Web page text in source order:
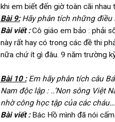
khi em biết đến giờ toàn cãi nhau
Bài 9:Hãy phân tích những điều
Bài viết :Cô giáo em bảo : phải
này rất hay có trong các đề thi
nữa chứ ít gì đâu. 9 năm trường
Bài 10 :Em hãy phân tích câu
Nam độc lập : ..’Non sông Việt
nhờ công học tập của các cháu…’
Bài viết :Bác Hồ mình đã nói